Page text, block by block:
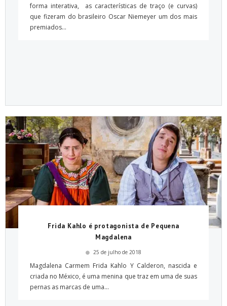
forma interativa, as características de traço (e curvas)
que fizeram do brasileiro Oscar Niemeyer um dos mais
premiados...
Frida Kahlo é protagonista de Pequena
Magdalena
25 de julho de 2018
Magdalena Carmem Frida Kahlo Y Calderon, nascida e
criada no México, é uma menina que traz em uma de suas
pernas as marcas de uma...